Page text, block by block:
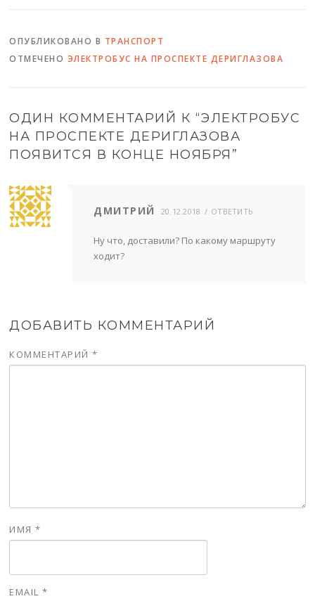
ОПУБЛИКОВАНО В ТРАНСПОРТ
ОТМЕЧЕНО ЭЛЕКТРОБУС НА ПРОСПЕКТЕ ДЕРИГЛАЗОВА
ОДИН КОММЕНТАРИЙ К “ЭЛЕКТРОБУС
НА ПРОСПЕКТЕ ДЕРИГЛАЗОВА
ПОЯВИТСЯ В КОНЦЕ НОЯБРЯ ”
ДМИТРИЙ 20.12.2018 ОТВЕТИТЬ
Ну что, доставили? По какому маршруту
ходит?
ДОБАВИТЬ КОММЕНТАРИЙ
КОММЕНТАРИЙ*
ИМЯ*
EMAIL*